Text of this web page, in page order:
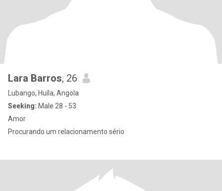
Lara Barros, 26
Lubango, Huíla, Angola
Seeking: Male 28 - 53
Amor
Procurando um relacionamento sério